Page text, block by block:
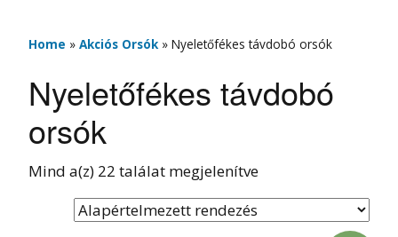
Home » Akciós Orsók» Nyeletőfékes távdobó orsók
Nyeletőfékes távdobó
orsók
Mind a(z) 22 találat megjelenítve